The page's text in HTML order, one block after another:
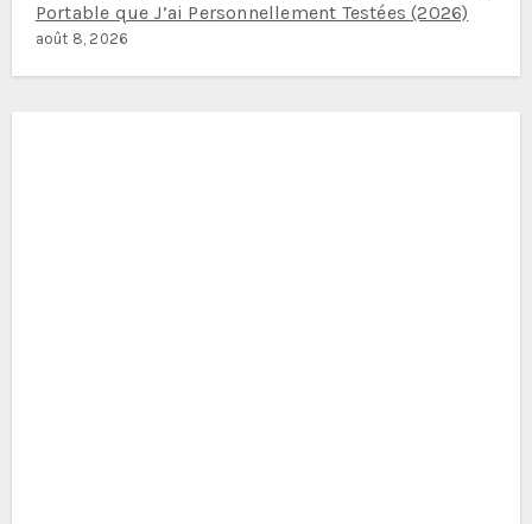
Portable que J’ai Personnellement Testées (2026)
août 8, 2026